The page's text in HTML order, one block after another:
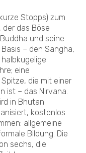
Stopps) zum
der das Böse
und seine
– den Sangha,
eine
die mit einer
ist – das Nirvana.
in Bhutan
kostenlos
allgemeine
Bildung. Die
sechs, die